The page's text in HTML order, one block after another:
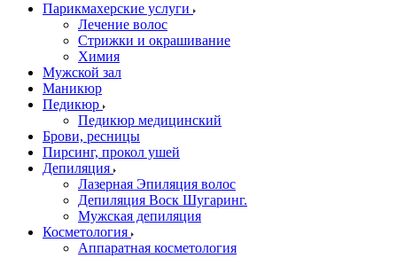
Парикмахерские услуги
Лечение волос
Стрижки и окрашивание
Химия
Мужской зал
Маникюр
Педикюр
Педикюр медицинский
Брови, ресницы
Пирсинг, прокол ушей
Депиляция
Лазерная Эпиляция волос
Депиляция Воск Шугаринг.
Мужская депиляция
Косметология
Аппаратная косметология